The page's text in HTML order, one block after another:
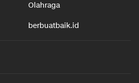
Olahraga
berbuatbaik.id